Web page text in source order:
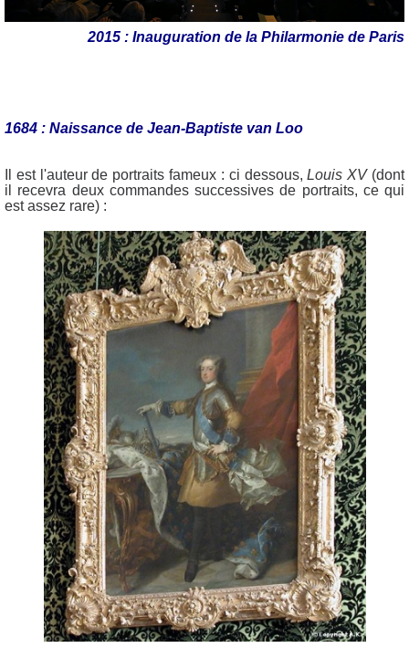
2015 : Inauguration de la Philarmonie de Paris
1684 : Naissance de Jean-Baptiste van Loo
Il est l'auteur de portraits fameux : ci dessous,Louis XV(dont
il recevra deux commandes successives de portraits, ce qui
est assez rare) :